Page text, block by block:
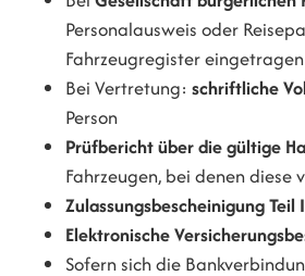
Personalausweis oder
Fahrzeugregister
Bei Vertretung:schriftliche
Person
Prüfbericht über die gültige
Fahrzeugen, bei denen diese
Zulassungsbescheinigung Teil I
Elektronische
Sofern sich die